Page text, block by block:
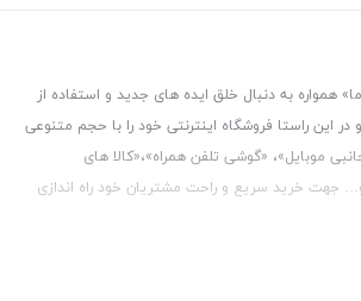
همواره به دنبال خلق ایده های جدید و استفاده از
و در این راستا فروشگاه اینترنتی خود را با حجم متنوعی
موبایل»، «گوشی تلفن همراه»،«کالا های
و… جهت خرید سریع و راحت مشتریان خود راه اندازی
را نموده تا کالاهایی با کیفیت و با حداقل قیمت